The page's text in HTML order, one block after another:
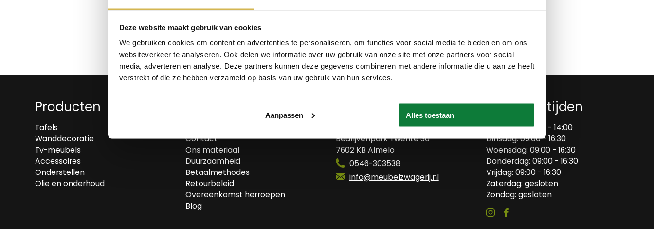
Deze website maakt gebruik van cookies
We gebruiken cookies om content en advertenties te personaliseren, om functies voor social media te bieden en om ons
websiteverkeer te analyseren. Ook delen we informatie over uw gebruik van onze site met onze partners voor social
media, adverteren en analyse. Deze partners kunnen deze gegevens combineren met andere informatie die u aan ze heeft
verstrekt of die ze hebben verzameld op basis van uw gebruik van hun services.
Aanpassen Alles toestaan
Producten
Tafels
Wanddecoratie
Tv-meubels
Accessoires
Onderstellen
Olie en onderhoud
Contact
Ons materiaal
Duurzaamheid
Betaalmethodes
Retourbeleid
Overeenkomst herroepen
Blog
Bedrijvenpark Twente 30
7602 KB Almelo
0546-303538
info@meubelzwagerij.nl
Openingstijden
Maandag: 09:00 - 14:00
Dinsdag: 09:00 - 16:30
Woensdag: 09:00 - 16:30
Donderdag: 09:00 - 16:30
Vrijdag: 09:00 - 16:30
Zaterdag: gesloten
Zondag: gesloten